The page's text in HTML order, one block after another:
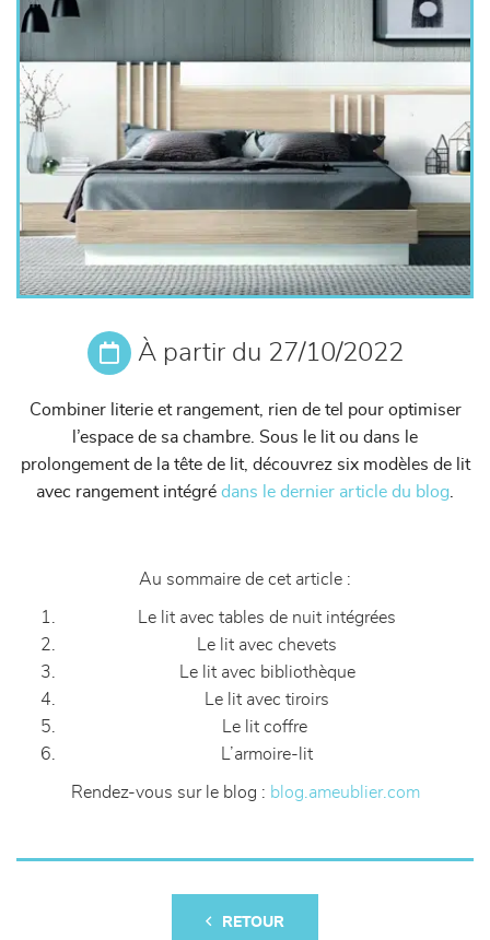
À partir du 27/10/2022
Combiner literie et rangement, rien de tel pour optimiser
l’espace de sa chambre. Sous le lit ou dans le
prolongement de la tête de lit, découvrez six modèles de lit
avec rangement intégré dans le dernier article du blog
Au sommaire de cet article :
Le lit avec tables de nuit intégrées
Le lit avec chevets
Le lit avec bibliothèque
Le lit avec tiroirs
Le lit coffre
L’armoire-lit
Rendez-vous sur le blog : blog.ameublier.com
RETOUR